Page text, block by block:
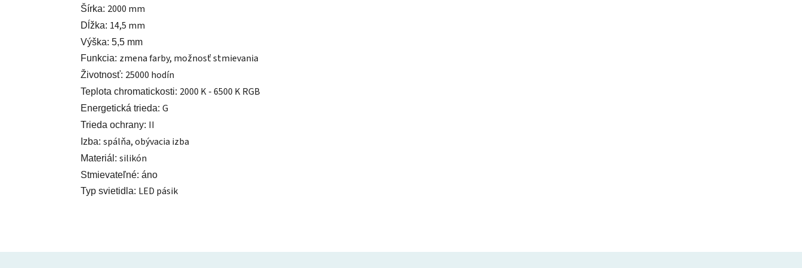
Šírka: 2000 mm
Dĺžka: 14,5 mm
Výška: 5,5 mm
Funkcia: zmena farby, možnosť stmievania
Životnosť: 25000 hodín
Teplota chromatickosti: 2000 K - 6500 K RGB
Energetická trieda: G
Trieda ochrany: II
Izba: spálňa, obývacia izba
Materiál: silikón
Stmievateľné: áno
Typ svietidla: LED pásik